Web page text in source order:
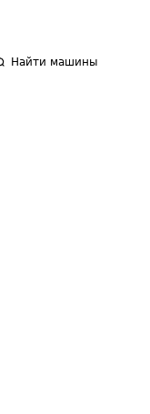
Найти машины